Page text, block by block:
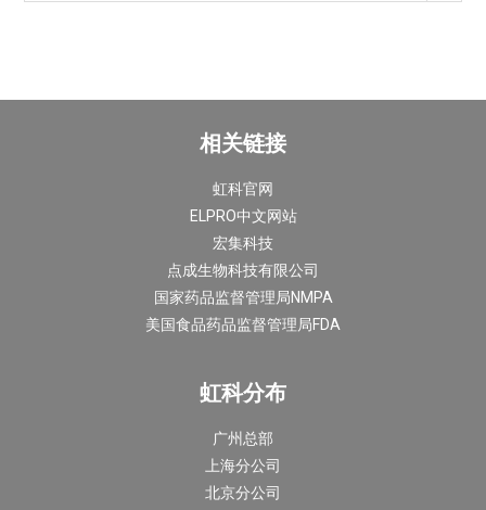
相关链接
虹科官网
ELPRO中文网站
宏集科技
点成生物科技有限公司
国家药品监督管理局NMPA
美国食品药品监督管理局FDA
虹科分布
广州总部
上海分公司
北京分公司